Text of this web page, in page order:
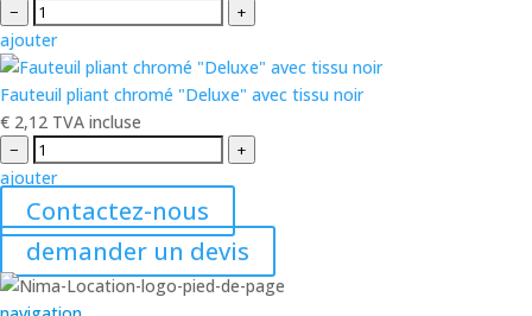
− +
ajouter
Fauteuil pliant chromé "Deluxe" avec tissu noir
€ 2,12 TVA incluse
− +
ajouter
Contactez-nous
demander un devis